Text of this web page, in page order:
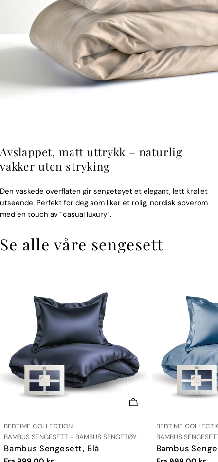
Avslappet, matt uttrykk – naturlig
vakker uten stryking
Den vaskede overflaten gir sengetøyet et elegant, lett krøllet
utseende. Perfekt for deg som liker et rolig, nordisk soverom
med en touch av “casual luxury”.
Se alle våre sengesett
VELG ALTERNATIVER
LEVERANDØR:
BEDTIME COLLECTION
TYPE:
BAMBUS SENGESETT - BAMBUS SENGETØY
Bambus Sengesett, Blå
LEVERANDØR:
BEDTIME
TYPE:
BAMBUS
Bambus